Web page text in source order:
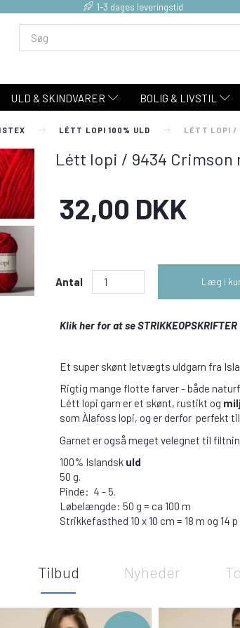
1-3 dages leveringstid
ULD & SKINDVARER BOLIG & LIVSTIL
LÉTT LOPI 100% ULD LÉTT LOPI /
Létt lopi / 9434 Crimson
32,00 DKK
Antal Læg i
Klik her for at se
Et super skønt letvægts uldgarn fra
Rigtig mange flotte farver - både
Létt lopi garn er et skønt, rustikt og
som Àlafoss lopi, og er derfor perfekt
Garnet er også meget velegnet til
100% Islandsk uld
50 g.
Pinde: 4 - 5.
Løbelængde: 50 g = ca 100 m
Strikkefasthed 10 x 10 cm = 18 m og 14 p
Tilbud Nyheder